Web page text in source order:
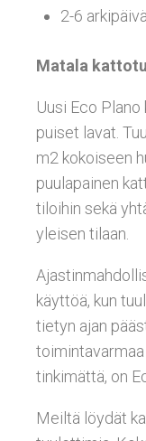
2-6
Matala
Uusi Eco
puiset lavat.
m2 kokoiseen
puulapainen
tiloihin sekä
yleisen tilaan.
käyttöä, kun
tietyn ajan
tinkimättä, on
Meiltä löydät